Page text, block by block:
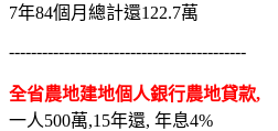
7年84個月總計還122.7萬
-------------------------------------------
全省農地建地個人銀行農地貸款,
一人500萬,15年還, 年息4%